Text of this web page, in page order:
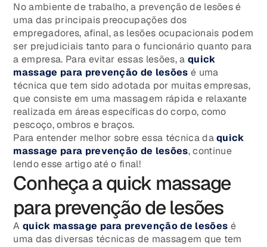
No ambiente de trabalho, a prevenção de lesões é
uma das principais preocupações dos
empregadores, afinal, as lesões ocupacionais podem
ser prejudiciais tanto para o funcionário quanto para
a empresa. Para evitar essas lesões, a quick
massage para prevenção de lesões é uma
técnica que tem sido adotada por muitas empresas,
que consiste em uma massagem rápida e relaxante
realizada em áreas específicas do corpo, como
pescoço, ombros e braços.
Para entender melhor sobre essa técnica daquick
massage para prevenção de lesões, continue
lendo esse artigo até o final!
Conheça a quick massage
para prevenção de lesões
Aquick massage para prevenção de lesões é
uma das diversas técnicas de massagem que tem